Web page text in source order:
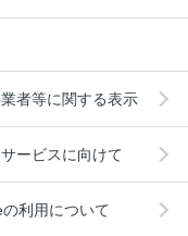
者等に関する表示
ービスに向けて
利用について